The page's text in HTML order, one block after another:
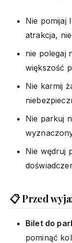
Nie pomijaj
atrakcja,
nie polegaj
większość
Nie karmij
Nie parkuj
Nie wędruj
📋 Przed
Bilet do
pominąć